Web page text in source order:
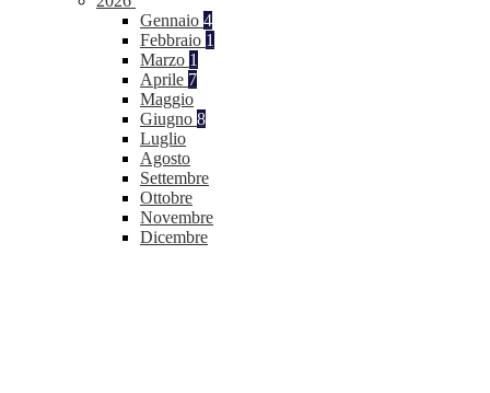
Gennaio 4
Febbraio 1
Marzo 1
Aprile 7
Maggio
Giugno 8
Luglio
Agosto
Settembre
Ottobre
Novembre
Dicembre